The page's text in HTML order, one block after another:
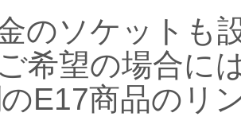
のソケットも
希望の場合に
E17商品のリ